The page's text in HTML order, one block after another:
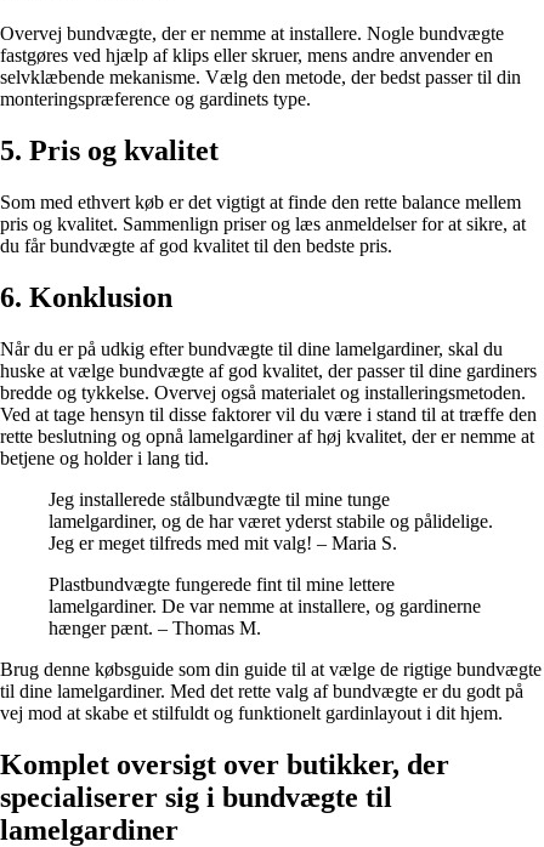
Overvej bundvægte, der er nemme at installere. Nogle bundvægte
fastgøres ved hjælp af klips eller skruer, mens andre anvender en
selvklæbende mekanisme. Vælg den metode, der bedst passer til din
monteringspræference og gardinets type.
5. Pris og kvalitet
Som med ethvert køb er det vigtigt at finde den rette balance mellem
pris og kvalitet. Sammenlign priser og læs anmeldelser for at sikre, at
du får bundvægte af god kvalitet til den bedste pris.
6. Konklusion
Når du er på udkig efter bundvægte til dine lamelgardiner, skal du
huske at vælge bundvægte af god kvalitet, der passer til dine gardiners
bredde og tykkelse. Overvej også materialet og installeringsmetoden.
Ved at tage hensyn til disse faktorer vil du være i stand til at træffe den
rette beslutning og opnå lamelgardiner af høj kvalitet, der er nemme at
betjene og holder i lang tid.
Jeg installerede stålbundvægte til mine tunge
lamelgardiner, og de har været yderst stabile og pålidelige.
Jeg er meget tilfreds med mit valg! – Maria S.
Plastbundvægte fungerede fint til mine lettere
lamelgardiner. De var nemme at installere, og gardinerne
hænger pænt. – Thomas M.
Brug denne købsguide som din guide til at vælge de rigtige bundvægte
til dine lamelgardiner. Med det rette valg af bundvægte er du godt på
vej mod at skabe et stilfuldt og funktionelt gardinlayout i dit hjem.
Komplet oversigt over butikker, der
specialiserer sig i bundvægte til
lamelgardiner